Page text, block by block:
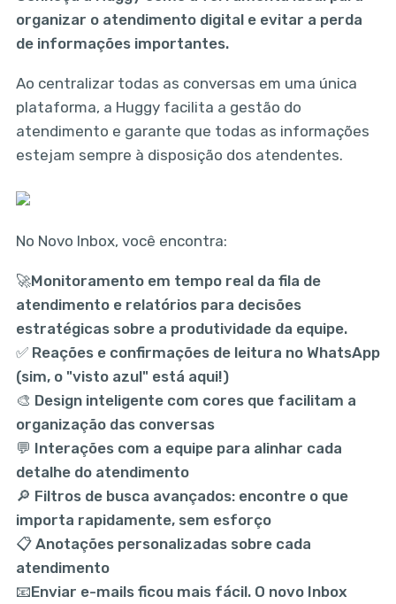
organizar o atendimento digital e evitar a perda
de informações importantes.
Ao centralizar todas as conversas em uma única
plataforma, a Huggy facilita a gestão do
atendimento e garante que todas as informações
estejam sempre à disposição dos atendentes.
No Novo Inbox, você encontra:
🚀Monitoramento em tempo real da fila de
atendimento e relatórios para decisões
estratégicas sobre a produtividade da equipe.
✅ Reações e confirmações de leitura no WhatsApp
(sim, o "visto azul" está aqui!)
🎨 Design inteligente com cores que facilitam a
organização das conversas
💬 Interações com a equipe para alinhar cada
detalhe do atendimento
🔎 Filtros de busca avançados: encontre o que
importa rapidamente, sem esforço
📋 Anotações personalizadas sobre cada
atendimento
📧Enviar e-mails ficou mais fácil. O novo Inbox